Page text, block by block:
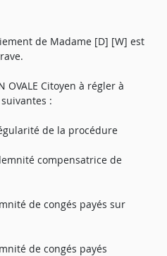
de Madame [D] [W] est
OVALE Citoyen à régler à
:
de la procédure
compensatrice de
de congés payés sur
de congés payés